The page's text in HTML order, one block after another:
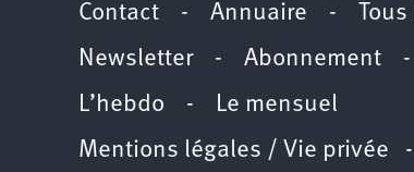
Contact - Annuaire -
Newsletter- Abonnement
L’hebdo - Le mensuel
Mentions légales / Vie privée